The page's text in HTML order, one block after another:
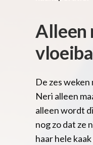
Alleen
De zes
Neri alleen
alleen wordt
nog zo dat ze
haar hele